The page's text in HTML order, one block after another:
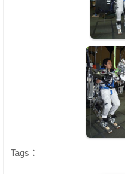
Tags：